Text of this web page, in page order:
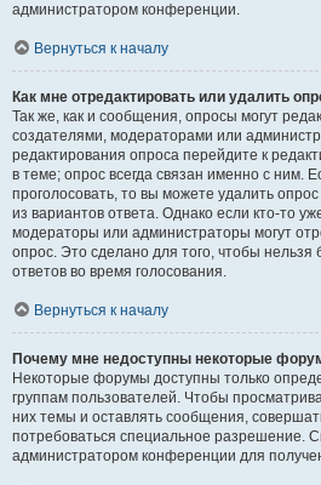
администратором конференции.
Вернуться к началу
Как мне отредактировать или удалить
Так же, как и сообщения, опросы могут
создателями, модераторами или
редактирования опроса перейдите к
в теме; опрос всегда связан именно с ним.
проголосовать, то вы можете удалить
из вариантов ответа. Однако если кто-то
модераторы или администраторы могут
опрос. Это сделано для того, чтобы
ответов во время голосования.
Вернуться к началу
Почему мне недоступны некоторые
Некоторые форумы доступны только
группам пользователей. Чтобы
них темы и оставлять сообщения,
потребоваться специальное разрешение.
администратором конференции для